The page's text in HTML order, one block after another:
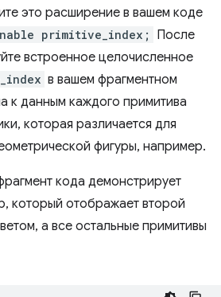
это расширение в вашем коде
primitive_index;
После
встроенное целочисленное
в вашем фрагментном
к данным каждого примитива
которая различается для
фигуры, например.
кода демонстрирует
который отображает второй
а все остальные примитивы